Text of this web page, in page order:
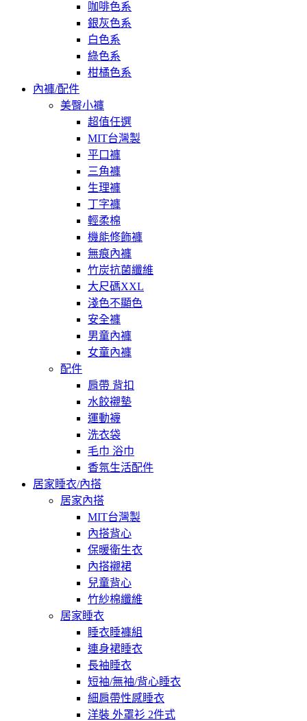
咖啡色系
銀灰色系
白色系
綠色系
柑橘色系
內褲/配件
美臀小褲
超值任選
MIT台灣製
平口褲
三角褲
生理褲
丁字褲
輕柔棉
機能修飾褲
無痕內褲
竹炭抗菌纖維
大尺碼XXL
淺色不顯色
安全褲
男童內褲
女童內褲
配件
肩帶 背扣
水餃襯墊
運動襪
洗衣袋
毛巾 浴巾
香氛生活配件
居家睡衣/內搭
居家內搭
MIT台灣製
內搭背心
保暖衛生衣
內搭襯裙
兒童背心
竹紗棉纖維
居家睡衣
睡衣睡褲組
連身裙睡衣
長袖睡衣
短袖/無袖/背心睡衣
細肩帶性感睡衣
洋裝 外罩衫 2件式